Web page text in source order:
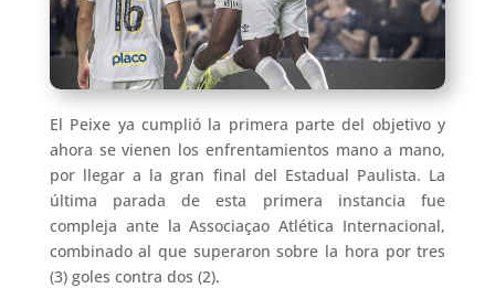
El Peixe ya cumplió la primera parte del objetivo y
ahora se vienen los enfrentamientos mano a mano,
por llegar a la gran final del Estadual Paulista. La
última parada de esta primera instancia fue
compleja ante la Associaçao Atlética Internacional,
combinado al que superaron sobre la hora por tres
(3) goles contra dos (2).